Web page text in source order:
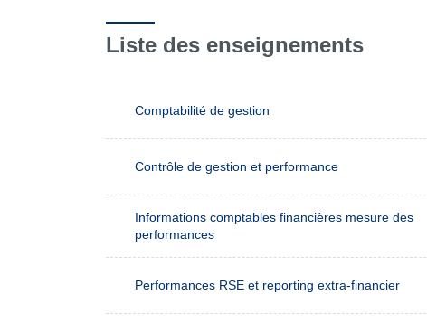
Liste des enseignements
Comptabilité de gestion
Contrôle de gestion et performance
Informations comptables financières mesure des
performances
Performances RSE et reporting extra-financier